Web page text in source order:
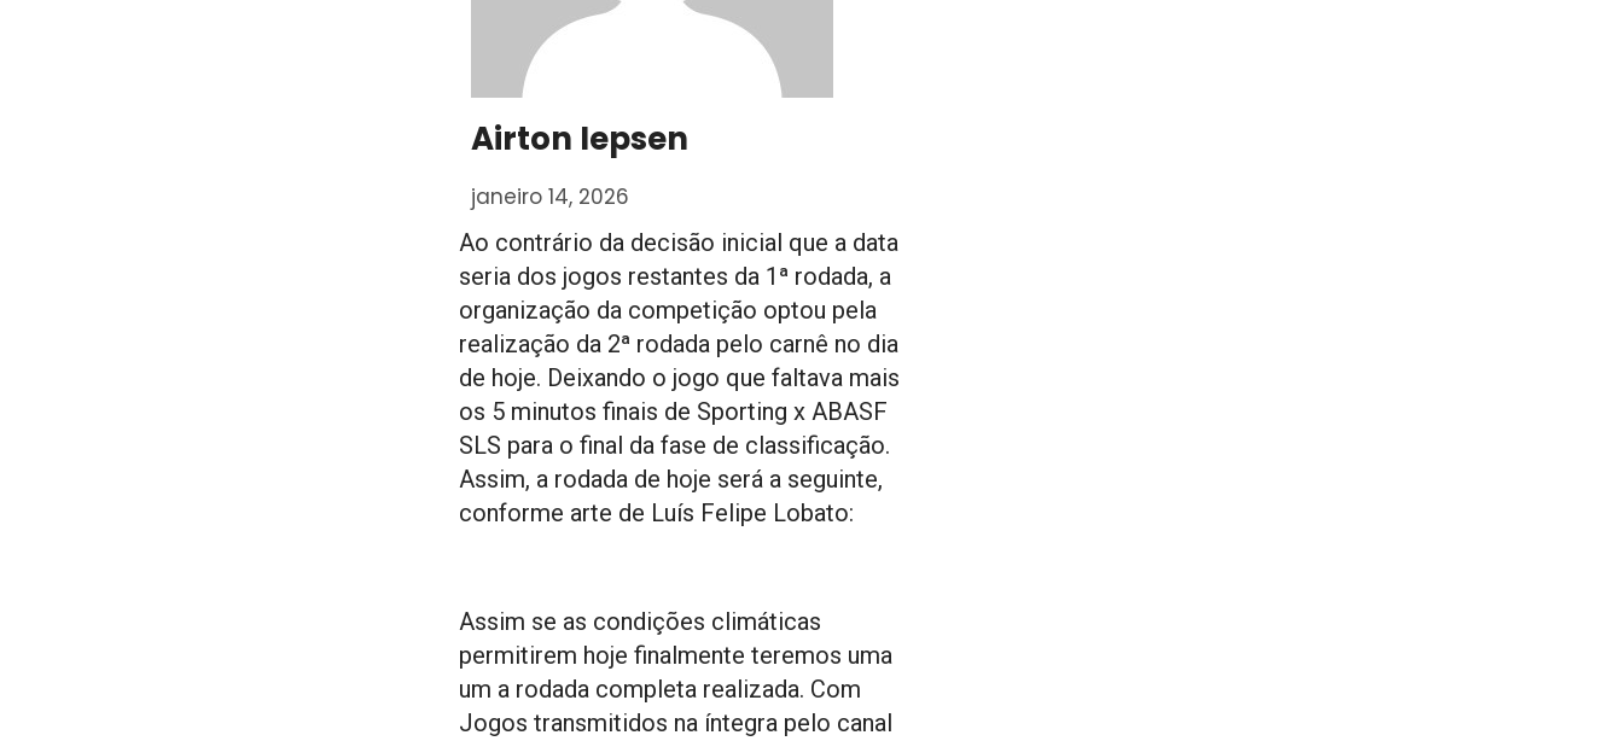
Airton Iepsen
janeiro 14, 2026
Ao contrário da decisão inicial que a data
seria dos jogos restantes da 1ª rodada, a
organização da competição optou pela
realização da 2ª rodada pelo carnê no dia
de hoje. Deixando o jogo que faltava mais
os 5 minutos finais de Sporting x ABASF
SLS para o final da fase de classificação.
Assim, a rodada de hoje será a seguinte,
conforme arte de Luís Felipe Lobato:
Assim se as condições climáticas
permitirem hoje finalmente teremos uma
um a rodada completa realizada. Com
Jogos transmitidos na íntegra pelo canal